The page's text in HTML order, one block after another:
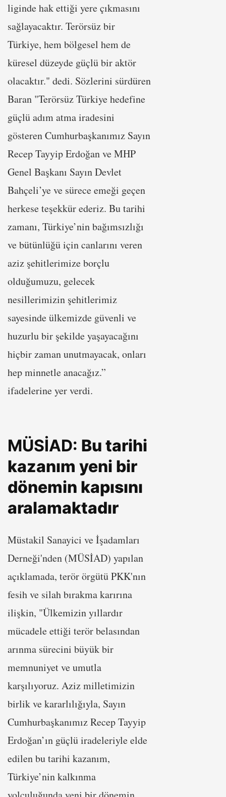
liginde hak ettiği yere çıkmasını
sağlayacaktır. Terörsüz bir
Türkiye, hem bölgesel hem de
küresel düzeyde güçlü bir aktör
olacaktır." dedi. Sözlerini sürdüren
Baran "Terörsüz Türkiye hedefine
güçlü adım atma iradesini
gösteren Cumhurbaşkanımız Sayın
Recep Tayyip Erdoğan ve MHP
Genel Başkanı Sayın Devlet
Bahçeli’ye ve sürece emeği geçen
herkese teşekkür ederiz. Bu tarihi
zamanı, Türkiye’nin bağımsızlığı
ve bütünlüğü için canlarını veren
aziz şehitlerimize borçlu
olduğumuzu, gelecek
nesillerimizin şehitlerimiz
sayesinde ülkemizde güvenli ve
huzurlu bir şekilde yaşayacağını
hiçbir zaman unutmayacak, onları
hep minnetle anacağız.”
ifadelerine yer verdi.
MÜSİAD: Bu tarihi
kazanım yeni bir
dönemin kapısını
aralamaktadır
Müstakil Sanayici ve İşadamları
Derneği'nden (MÜSİAD) yapılan
açıklamada, terör örgütü PKK'nın
fesih ve silah bırakma karırına
ilişkin, "Ülkemizin yıllardır
mücadele ettiği terör belasından
arınma sürecini büyük bir
memnuniyet ve umutla
karşılıyoruz. Aziz milletimizin
birlik ve kararlılığıyla, Sayın
Cumhurbaşkanımız Recep Tayyip
Erdoğan’ın güçlü iradeleriyle elde
edilen bu tarihi kazanım,
Türkiye’nin kalkınma